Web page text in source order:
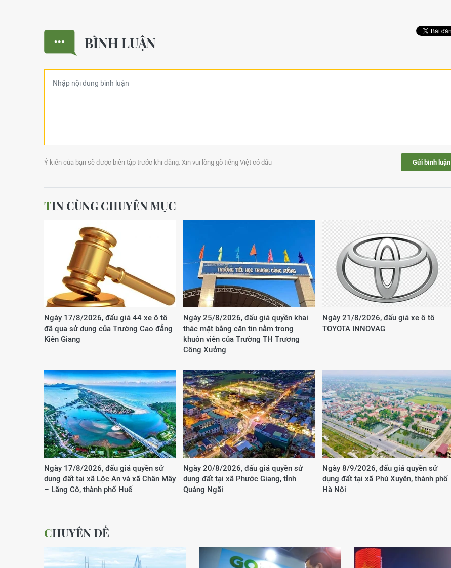
BÌNH LUẬN
Ý kiến của bạn sẽ được biên tập trước khi đăng. Xin vui lòng gõ tiếng Việt có dấu Gửi bình luận
TIN CÙNG CHUYÊN MỤC
Ngày 17/8/2026, đấu giá 44 xe ô tô
đã qua sử dụng của Trường Cao đẳng
Kiên Giang
Ngày 25/8/2026, đấu giá quyền khai
thác mặt bằng căn tin nằm trong
khuôn viên của Trường TH Trương
Công Xưởng
Ngày 21/8/2026, đấu giá xe ô tô
TOYOTA INNOVAG
Ngày 17/8/2026, đấu giá quyền sử
dụng đất tại xã Lộc An và xã Chân Mây
– Lăng Cô, thành phố Huế
Ngày 20/8/2026, đấu giá quyền sử
dụng đất tại xã Phước Giang, tỉnh
Quảng Ngãi
Ngày 8/9/2026, đấu giá quyền sử
dụng đất tại xã Phú Xuyên, thành phố
Hà Nội
CHUYÊN ĐỀ